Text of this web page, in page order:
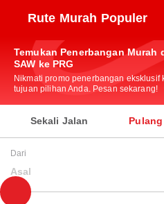
Rute Murah Populer
Temukan Penerbangan Murah
SAW ke PRG
Nikmati promo penerbangan eksklusif
tujuan pilihan Anda. Pesan sekarang!
Sekali Jalan
Dari
Asal